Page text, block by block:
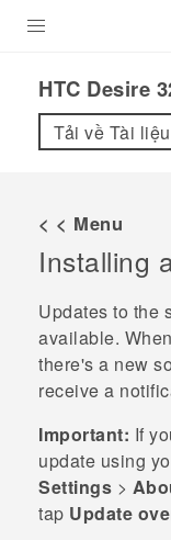
VIVE
VIVERSE
ỨNG DỤNG
HỖ TRỢ
HTC Desire
Tải về Tài
< < Menu
Installing
Updates to the
available.
there's a new
receive a
Important: If
update using
Settings >
tap Update